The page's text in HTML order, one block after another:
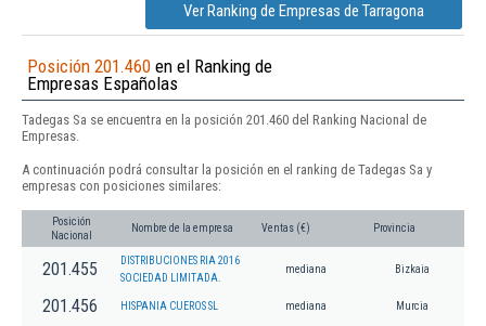
Ver Ranking de Empresas de Tarragona
Posición 201.460 en el Ranking de
Empresas Españolas
Tadegas Sa se encuentra en la posición 201.460 del Ranking Nacional de
Empresas.
A continuación podrá consultar la posición en el ranking de Tadegas Sa y
empresas con posiciones similares:
Posición
Nacional
Nombre de la empresa Ventas (€) Provincia
201.455
DISTRIBUCIONES RIA 2016
SOCIEDAD LIMITADA.
mediana Bizkaia
201.456 HISPANIA CUEROS SL mediana Murcia